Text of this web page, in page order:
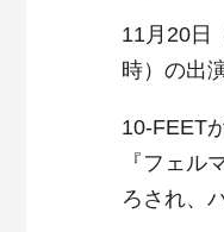
11月20日
時）の出
10-FEET
『フェル
ろされ、